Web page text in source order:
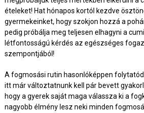
ételeket! Hat hónapos kortól kezdve
gyermekeinket, hogy szokjon hozzá a
pedig próbálja meg teljesen elhagyni a
létfontosságú kérdés az egészséges
szempontjából!
A fogmosási rutin hasonlóképpen
itt már változtatnunk kell pár bevett
hogy a gyerek saját maga válassza ki a
nagyobb élmény lesz neki minden